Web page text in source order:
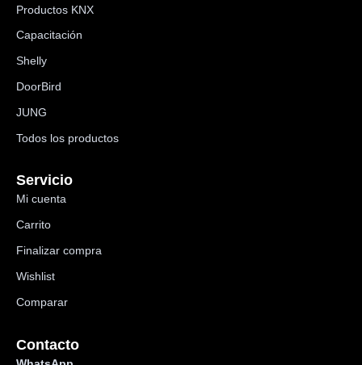
Productos KNX
Capacitación
Shelly
DoorBird
JUNG
Todos los productos
Servicio
Mi cuenta
Carrito
Finalizar compra
Wishlist
Comparar
Contacto